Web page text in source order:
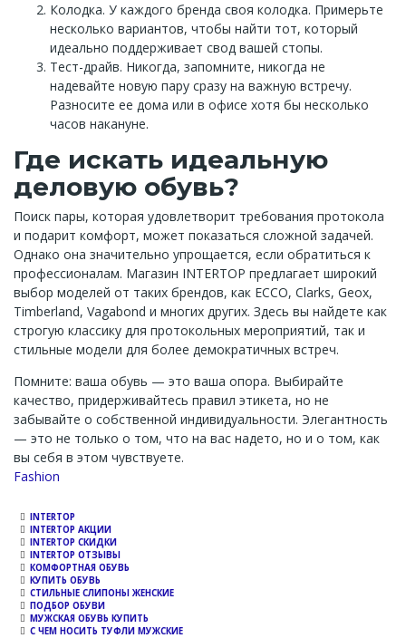
Колодка. У каждого бренда своя колодка. Примерьте
несколько вариантов, чтобы найти тот, который
идеально поддерживает свод вашей стопы.
Тест-драйв. Никогда, запомните, никогда не
надевайте новую пару сразу на важную встречу.
Разносите ее дома или в офисе хотя бы несколько
часов накануне.
Где искать идеальную
деловую обувь?
Поиск пары, которая удовлетворит требования протокола
и подарит комфорт, может показаться сложной задачей.
Однако она значительно упрощается, если обратиться к
профессионалам. Магазин INTERTOP предлагает широкий
выбор моделей от таких брендов, как ECCO, Clarks, Geox,
Timberland, Vagabond и многих других. Здесь вы найдете как
строгую классику для протокольных мероприятий, так и
стильные модели для более демократичных встреч.
Помните: ваша обувь — это ваша опора. Выбирайте
качество, придерживайтесь правил этикета, но не
забывайте о собственной индивидуальности. Элегантность
— это не только о том, что на вас надето, но и о том, как
вы себя в этом чувствуете.
Channel
Fashion
INTERTOP
INTERTOP АКЦИИ
INTERTOP СКИДКИ
INTERTOP ОТЗЫВЫ
КОМФОРТНАЯ ОБУВЬ
КУПИТЬ ОБУВЬ
СТИЛЬНЫЕ СЛИПОНЫ ЖЕНСКИЕ
ПОДБОР ОБУВИ
МУЖСКАЯ ОБУВЬ КУПИТЬ
С ЧЕМ НОСИТЬ ТУФЛИ МУЖСКИЕ